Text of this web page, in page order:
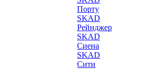
Порту
SKAD
Рейнджер
SKAD
Сиена
SKAD
Сити